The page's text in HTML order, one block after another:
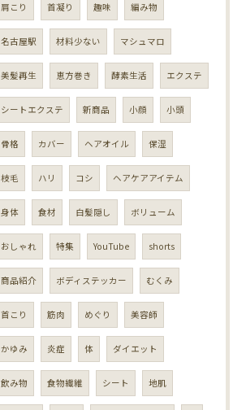
肩こり 首凝り 趣味 編み物
名古屋駅 材料少ない マシュマロ
美髪再生 恵方巻き 酵素生活 エクステ
シートエクステ 新商品 小顔 小頭
骨格 カバー ヘアオイル 保湿
枝毛 ハリ コシ ヘアケアアイテム
身体 食材 白髪隠し ボリューム
おしゃれ 特集 YouTube shorts
商品紹介 ボディステッカー むくみ
首こり 筋肉 めぐり 美容師
かゆみ 炎症 体 ダイエット
飲み物 食物繊維 シート 地肌